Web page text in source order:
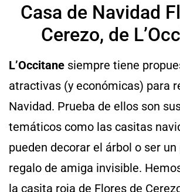
Casa de Navidad
Cerezo, de
L’Occitane siempre tiene
atractivas (y económicas) para
Navidad. Prueba de ellos son
temáticos como las casitas
pueden decorar el árbol o ser
regalo de amiga invisible.
la casita roja de Flores de